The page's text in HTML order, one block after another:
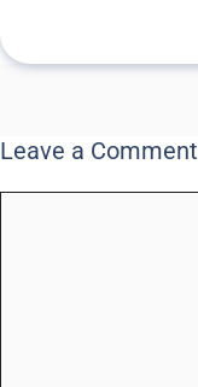
Leave a Comment